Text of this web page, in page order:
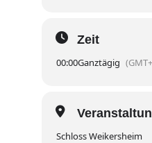
Zeit
00:00Ganztägig
Schloss Weikersheim